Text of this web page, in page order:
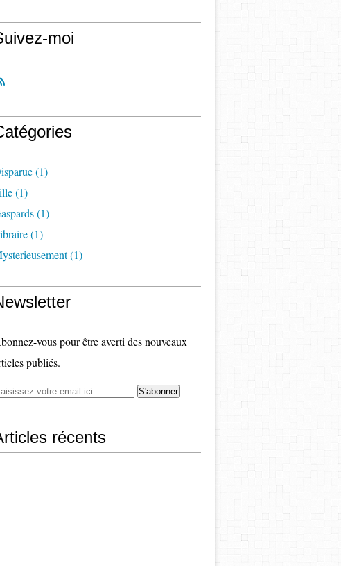
moi
(1)
(1)
(1)
(1)
(1)
vous pour être averti des nouveaux
publiés.
récents